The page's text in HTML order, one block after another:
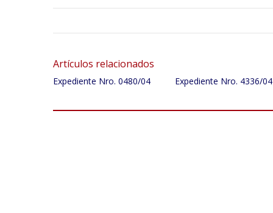
Artículos relacionados
Expediente Nro. 0480/04 Expediente Nro. 4336/04